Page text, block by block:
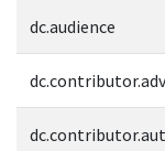
dc.audience